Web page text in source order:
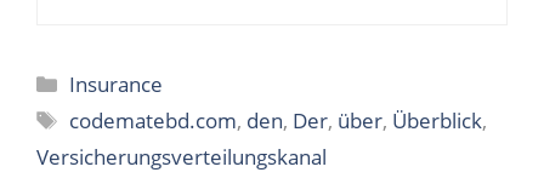
Categories
Insurance
Tags
codematebd.com, den, Der, über, Überblick,
Versicherungsverteilungskanal